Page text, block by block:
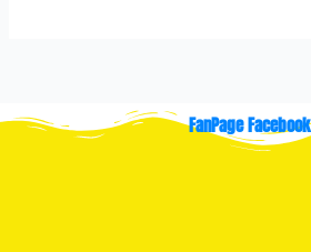
FanPage Facebook